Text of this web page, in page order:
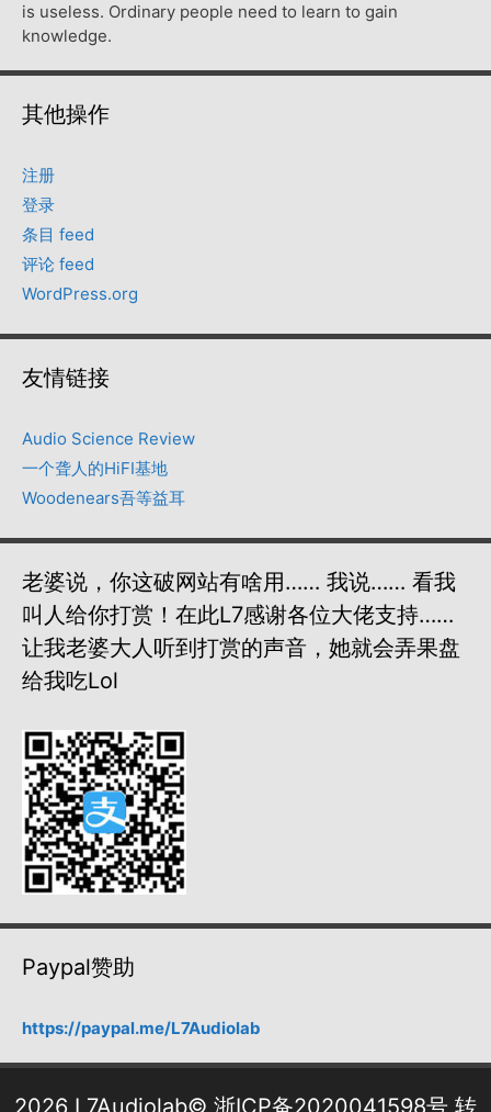
is useless. Ordinary people need to learn to gain
knowledge.
其他操作
注册
登录
条目 feed
评论 feed
WordPress.org
友情链接
Audio Science Review
一个聋人的HiFI基地
Woodenears吾等益耳
老婆说，你这破网站有啥用…… 我说…… 看我
叫人给你打赏！在此L7感谢各位大佬支持……
让我老婆大人听到打赏的声音，她就会弄果盘
给我吃lol
Paypal赞助
https://paypal.me/L7Audiolab
2026 L7Audiolab© 浙ICP备2020041598号 转